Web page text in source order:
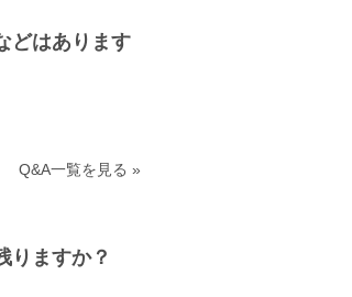
どはあります
Q&A一覧を見る »
りますか？